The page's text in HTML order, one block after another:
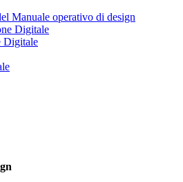
Manuale operativo di design
Digitale